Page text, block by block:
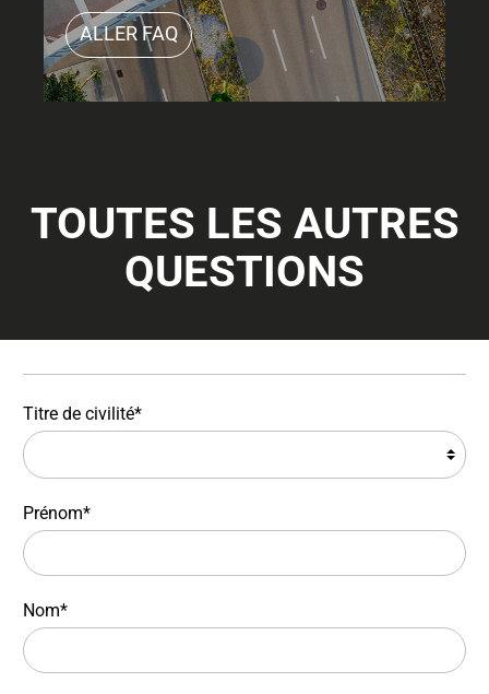
ALLER FAQ
TOUTES LES AUTRES
QUESTIONS
Titre de civilité*
Prénom*
Nom*